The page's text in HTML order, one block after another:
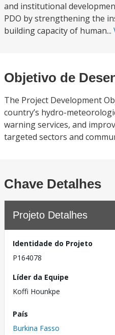
and institutional
PDO by strengthening the
building capacity of human...
Objetivo de
The Project Development
country’s hydro-
warning services, and
targeted sectors and
Chave Detalhes
Projeto Detalhes
Identidade do Projeto
P164078
Líder da Equipe
Koffi Hounkpe
País
Burkina Fasso